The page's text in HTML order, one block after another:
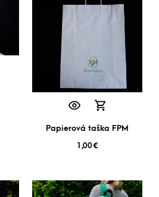
Papierová taška FPM
1,00€